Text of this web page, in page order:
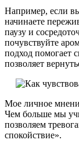
Например, если вы
начинаете
паузу и
почувствуйте
подход помогает
позволяет
Мое личное
Чем больше мы
позволяем
спокойствие».